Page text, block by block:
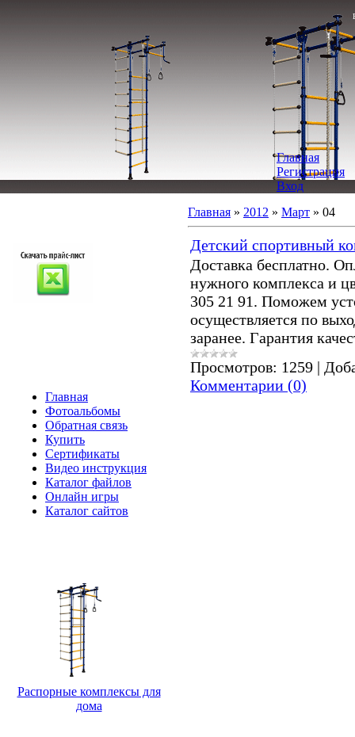
Главная
Регистрация
Вход
Главная
Фотоальбомы
Обратная связь
Купить
Сертификаты
Видео инструкция
Каталог файлов
Онлайн игры
Каталог сайтов
Распорные комплексы для
дома
Главная » 2012 » Март » 04
Детский спортивный
Доставка бесплатно.
нужного комплекса и
305 21 91. Поможем
осуществляется по
заранее. Гарантия
Просмотров: 1259 |
Комментарии (0)